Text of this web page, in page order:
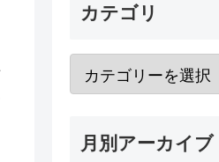
カテゴリ
月別アーカイブ